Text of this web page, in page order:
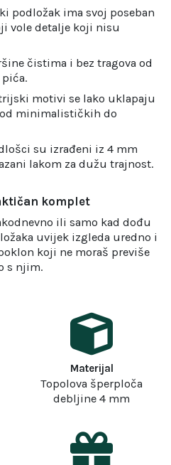
podložak ima svoj poseban
vole detalje koji nisu
čistima i bez tragova od
motivi se lako uklapaju
minimalističkih do
su izrađeni iz 4 mm
lakom za dužu trajnost.
komplet
ili samo kad dođu
uvijek izgleda uredno i
koji ne moraš previše
s njim.
Materijal
Topolova šperploča
debljine 4 mm